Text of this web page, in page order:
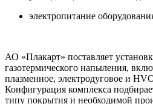
электропитание
АО «Плакарт» поставляет
газотермического напыления,
плазменное, электродуговое и
Конфигурация комплекса
типу покрытия и необходимой